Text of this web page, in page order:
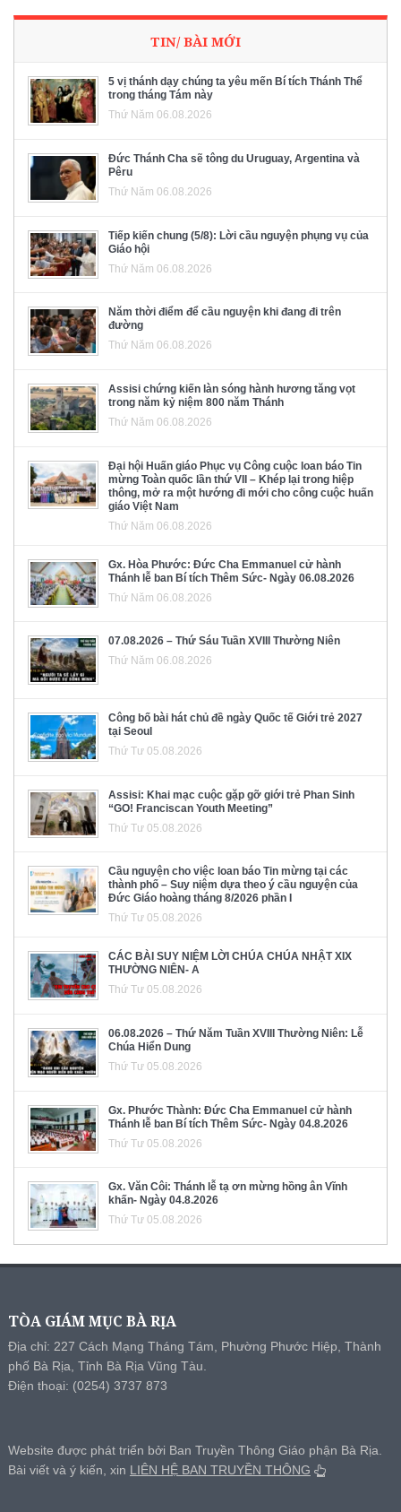
TIN/ BÀI MỚI
5 vị thánh dạy chúng ta yêu mến Bí tích Thánh Thể
trong tháng Tám này
Thứ Năm 06.08.2026
Đức Thánh Cha sẽ tông du Uruguay, Argentina và
Pêru
Thứ Năm 06.08.2026
Tiếp kiến chung (5/8): Lời cầu nguyện phụng vụ của
Giáo hội
Thứ Năm 06.08.2026
Năm thời điểm để cầu nguyện khi đang đi trên
đường
Thứ Năm 06.08.2026
Assisi chứng kiến làn sóng hành hương tăng vọt
trong năm kỷ niệm 800 năm Thánh
Thứ Năm 06.08.2026
Đại hội Huấn giáo Phục vụ Công cuộc loan báo Tin
mừng Toàn quốc lần thứ VII – Khép lại trong hiệp
thông, mở ra một hướng đi mới cho công cuộc huấn
giáo Việt Nam
Thứ Năm 06.08.2026
Gx. Hòa Phước: Đức Cha Emmanuel cử hành
Thánh lễ ban Bí tích Thêm Sức- Ngày 06.08.2026
Thứ Năm 06.08.2026
07.08.2026 – Thứ Sáu Tuần XVIII Thường Niên
Thứ Năm 06.08.2026
Công bố bài hát chủ đề ngày Quốc tế Giới trẻ 2027
tại Seoul
Thứ Tư 05.08.2026
Assisi: Khai mạc cuộc gặp gỡ giới trẻ Phan Sinh
“GO! Franciscan Youth Meeting”
Thứ Tư 05.08.2026
Cầu nguyện cho việc loan báo Tin mừng tại các
thành phố – Suy niệm dựa theo ý cầu nguyện của
Đức Giáo hoàng tháng 8/2026 phần I
Thứ Tư 05.08.2026
CÁC BÀI SUY NIỆM LỜI CHÚA CHÚA NHẬT XIX
THƯỜNG NIÊN- A
Thứ Tư 05.08.2026
06.08.2026 – Thứ Năm Tuần XVIII Thường Niên: Lễ
Chúa Hiển Dung
Thứ Tư 05.08.2026
Gx. Phước Thành: Đức Cha Emmanuel cử hành
Thánh lễ ban Bí tích Thêm Sức- Ngày 04.8.2026
Thứ Tư 05.08.2026
Gx. Văn Côi: Thánh lễ tạ ơn mừng hồng ân Vĩnh
khấn- Ngày 04.8.2026
Thứ Tư 05.08.2026
TÒA GIÁM MỤC BÀ RỊA
Địa chỉ: 227 Cách Mạng Tháng Tám, Phường Phước Hiệp, Thành
phố Bà Rịa, Tỉnh Bà Rịa Vũng Tàu.
Điện thoại: (0254) 3737 873
Website được phát triển bởi Ban Truyền Thông Giáo phận Bà Rịa.
Bài viết và ý kiến, xin LIÊN HỆ BAN TRUYỀN THÔNG